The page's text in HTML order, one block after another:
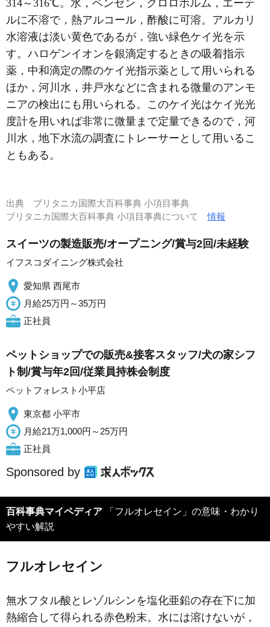
314～316℃。水，ベンゼン，クロロホルム，エーテ
ルに不溶で，熱アルコール，酢酸に可溶。アルカリ
水溶液は淡い黄色であるが，強い緑色ケイ光を示
す。ハロゲンイオンを銀滴定するときの吸着指示
薬，中和滴定の際のケイ光指示薬として用いられる
ほか，河川水，井戸水などに含まれる微量のアンモ
ニアの検出にも用いられる。このケイ光はケイ光光
度計を用いれば非常に微量まで定量できるので，河
川水，地下水流の調査にトレーサーとして用いるこ
ともある。
出典 ブリタニカ国際大百科事典 小項目事典
ブリタニカ国際大百科事典 小項目事典について情報
スイーツの製造販売/オープニング/賞与2回/未経験
イフスコダイニング株式会社
愛知県 西尾市
月給25万円～35万円
正社員
ペットショップでの販売&接客スタッフ/犬の家シフ
ト制/賞与年2回/従業員持株会制度
ペットフォレスト小平店
東京都 小平市
月給21万1,000円～25万円
正社員
Sponsored by
百科事典マイペディア 「フルオレセイン」の意味・わかり
やすい解説
フルオレセイン
無水フタル酸とレゾルシンを塩化亜鉛の存在下に加
熱縮合して得られる赤色粉末。水には溶けないが，